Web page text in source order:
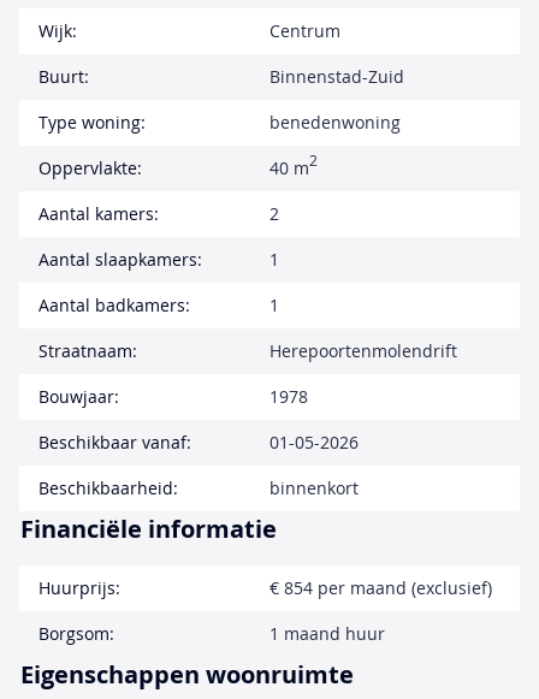
Wijk:
Centrum
Buurt:
Binnenstad-Zuid
Type woning:
benedenwoning
Oppervlakte:
40 m2
Aantal kamers:
2
Aantal slaapkamers:
1
Aantal badkamers:
1
Straatnaam:
Herepoortenmolendrift
Bouwjaar:
1978
Beschikbaar vanaf:
01-05-2026
Beschikbaarheid:
binnenkort
Financiële informatie
Huurprijs:
€ 854 per maand (exclusief)
Borgsom:
1 maand huur
Eigenschappen woonruimte